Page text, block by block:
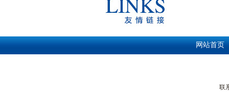
网站首页
联